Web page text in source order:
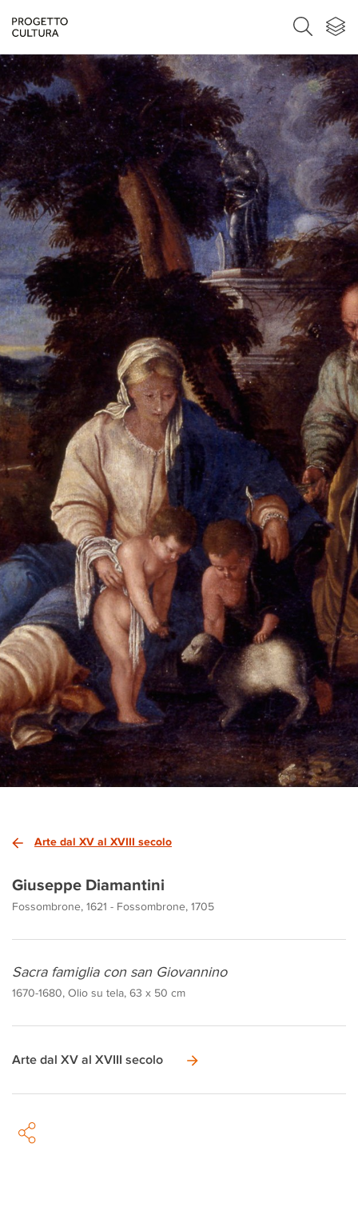
Arte dal XV al XVIII secolo
Giuseppe Diamantini
Fossombrone, 1621 - Fossombrone, 1705
Sacra famiglia con san Giovannino
1670-1680, Olio su tela, 63 x 50 cm
Arte dal XV al XVIII secolo